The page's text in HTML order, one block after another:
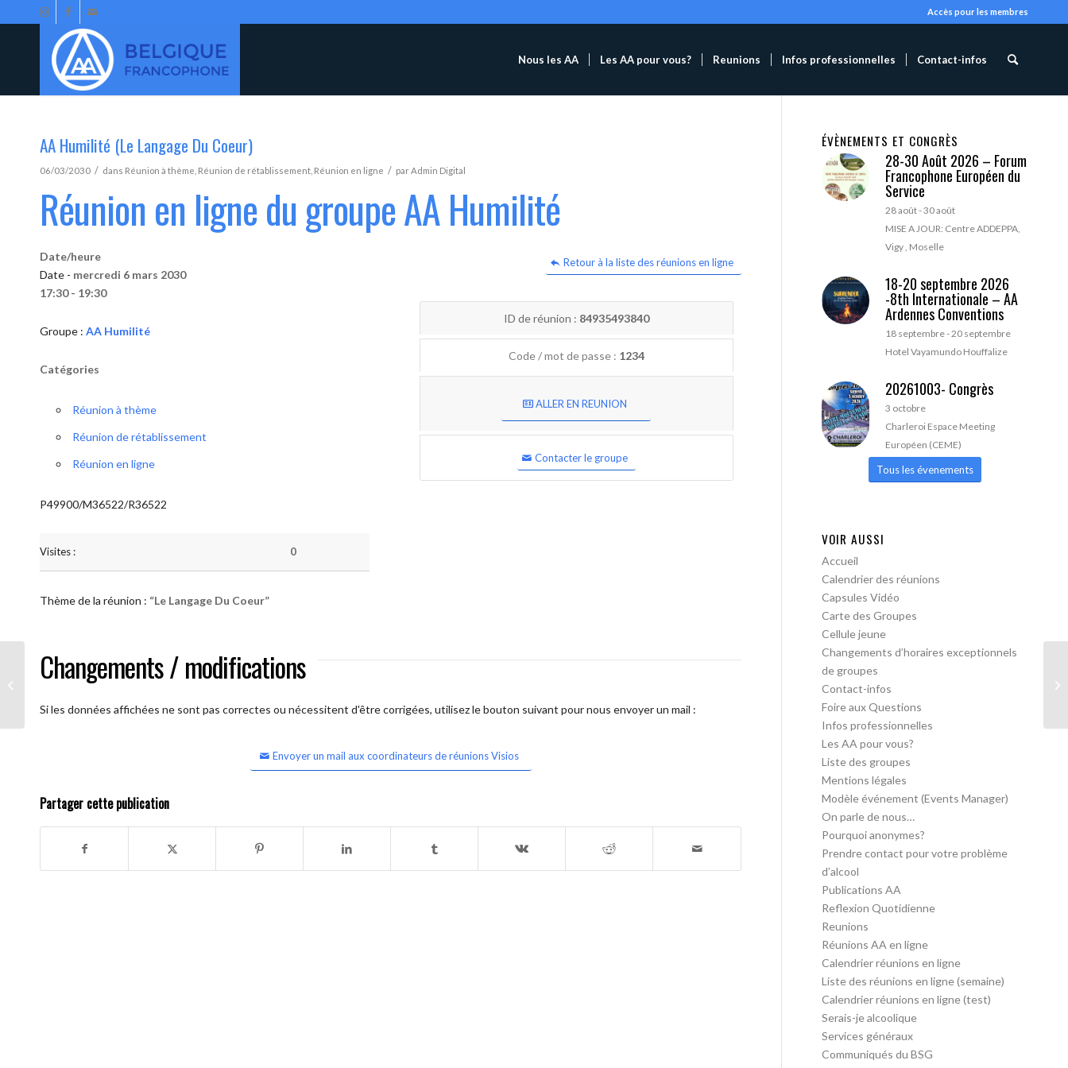
Accès pour les membres
Nous les AA Les AA pour vous? Reunions Infos professionnelles Contact-infos
AA Humilité (Le Langage Du Coeur)
06/03/2030 / dans Réunion à thème Réunion de rétablissement Réunion en ligne / parAdmin Digital
Réunion en ligne du groupe AA Humilité
Retour à la liste des réunions en ligne
Date/heure
Date - mercredi 6 mars 2030
17:30 - 19:30
Groupe : AA Humilité
Catégories
Réunion à thème
Réunion de rétablissement
Réunion en ligne
P49900/M36522/R36522
Visites : 0
ID de réunion : 84935493840
Code / mot de passe : 1234
ALLER EN REUNION
Contacter le groupe
Thème de la réunion : “Le Langage Du Coeur”
Changements / modifications
Si les données affichées ne sont pas correctes ou nécessitent d'être corrigées, utilisez le bouton suivant pour nous envoyer un mail :
Envoyer un mail aux coordinateurs de réunions Visios
Partager cette publication
ÉVÈNEMENTS ET CONGRÈS
28-30 Août 2026 – Forum
Francophone Européen du
Service
28 août-30 août
MISE A JOUR: Centre ADDEPPA,
Vigy , Moselle
18-20 septembre 2026
-8th Internationale – AA
Ardennes Conventions
18 septembre-20 septembre
Hotel Vayamundo Houffalize
20261003- Congrès
3 octobre
Charleroi Espace Meeting
Européen (CEME)
Tous les évenements
VOIR AUSSI
Accueil
Calendrier des réunions
Capsules Vidéo
Carte des Groupes
Cellule jeune
Changements d’horaires exceptionnels
de groupes
Contact-infos
Foire aux Questions
Infos professionnelles
Les AA pour vous?
Liste des groupes
Mentions légales
Modèle événement (Events Manager)
On parle de nous…
Pourquoi anonymes?
Prendre contact pour votre problème
d’alcool
Publications AA
Reflexion Quotidienne
Reunions
Réunions AA en ligne
Calendrier réunions en ligne
Liste des réunions en ligne (semaine)
Calendrier réunions en ligne (test)
Serais-je alcoolique
Services généraux
Communiqués du BSG
AA Humilité (Le Langage Du Coeur)